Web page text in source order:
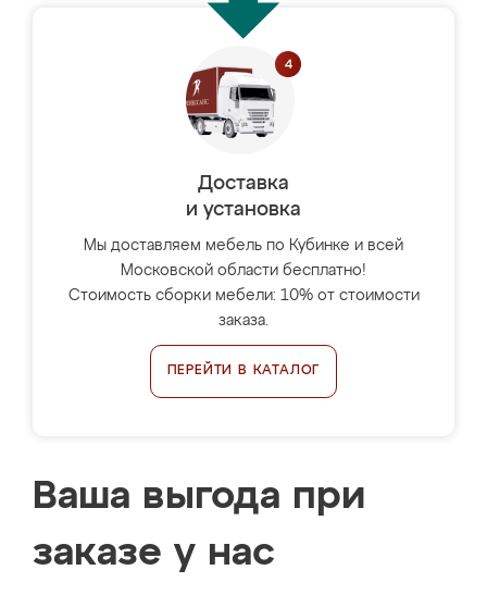
Доставка
и установка
Мы доставляем мебель по Кубинке и всей
Московской области бесплатно!
Стоимость сборки мебели: 10% от стоимости
заказа.
ПЕРЕЙТИ В КАТАЛОГ
Ваша выгода при
заказе у нас